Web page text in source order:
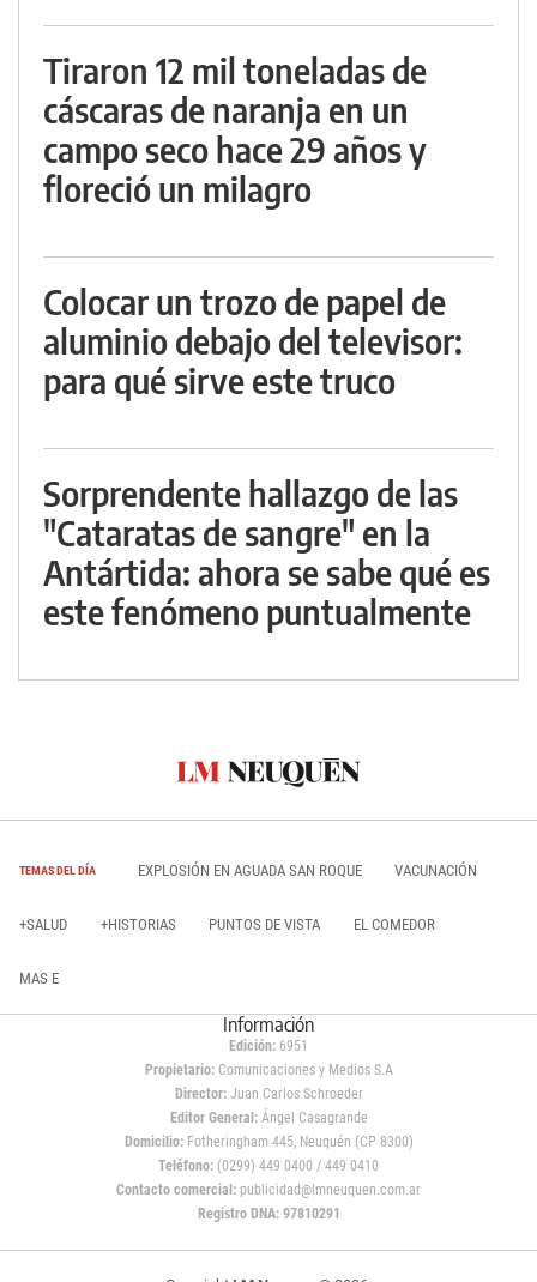
Tiraron 12 mil toneladas de
cáscaras de naranja en un
campo seco hace 29 años y
floreció un milagro
Colocar un trozo de papel de
aluminio debajo del televisor:
para qué sirve este truco
Sorprendente hallazgo de las
"Cataratas de sangre" en la
Antártida: ahora se sabe qué es
este fenómeno puntualmente
TEMAS DEL DÍA EXPLOSIÓN EN AGUADA SAN ROQUE VACUNACIÓN
+SALUD +HISTORIAS PUNTOS DE VISTA EL COMEDOR
MAS E
Información
Edición: 6951
Propietario:Comunicaciones y Medios S.A
Director: Juan Carlos Schroeder
Editor General:Ángel Casagrande
Domicilio:Fotheringham 445, Neuquén (CP 8300)
Teléfono: (0299) 449 0400 / 449 0410
Contacto comercial: publicidad@lmneuquen.com.ar
Registro DNA: 97810291